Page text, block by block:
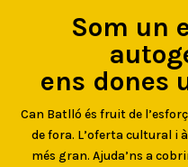
Som un
ens dones
Can Batlló és fruit de
de fora. L’oferta cultural i
més gran. Ajuda’ns a